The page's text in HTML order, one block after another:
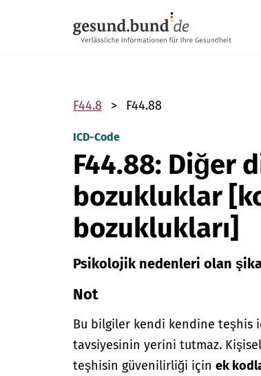
F44.8 F44.88
ICD-Code
F44.88: Diğer
bozukluklar
bozuklukları]
Psikolojik nedenleri olan
Not
Bu bilgiler kendi kendine teşhis
tavsiyesinin yerini tutmaz.
teşhisin güvenilirliği içinek